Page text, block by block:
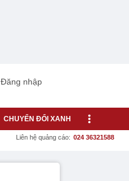
Đăng nhập
CHUYỂN ĐỔI XANH
Liên hệ quảng cáo: 024 36321588